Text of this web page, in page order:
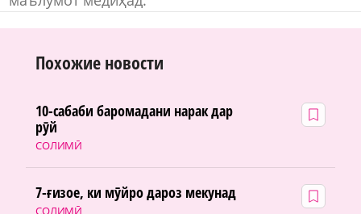
Похожие новости
СОЛИМӢ
10-сабаби баромадани нарак дар
рӯй
СОЛИМӢ
7-ғизое, ки мӯйро дароз мекунад